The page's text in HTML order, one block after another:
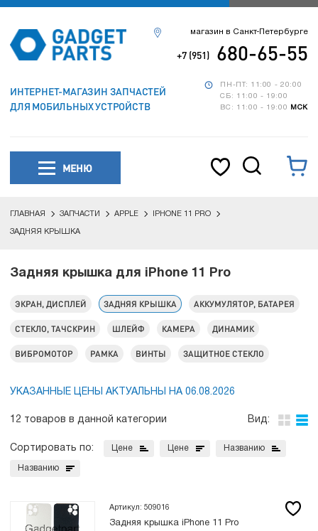
ИНТЕРНЕТ-МАГАЗИН ЗАПЧАСТЕЙ
ДЛЯ МОБИЛЬНЫХ УСТРОЙСТВ
ПН-ПТ: 11:00 - 20:00
СБ: 11:00 - 19:00
ВС: 11:00 - 19:00
МСК
магазин в Санкт-Петербурге
+7 (951) 680-65-55
МЕНЮ
ГЛАВНАЯ ЗАПЧАСТИ APPLE IPHONE 11 PRO
ЗАДНЯЯ КРЫШКА
Задняя крышка для iPhone 11 Pro
ЭКРАН, ДИСПЛЕЙ ЗАДНЯЯ КРЫШКА АККУМУЛЯТОР, БАТАРЕЯ
СТЕКЛО, ТАЧСКРИН ШЛЕЙФ КАМЕРА ДИНАМИК
ВИБРОМОТОР РАМКА ВИНТЫ ЗАЩИТНОЕ СТЕКЛО
УКАЗАННЫЕ ЦЕНЫ АКТУАЛЬНЫ НА 06.08.2026
12 товаров в данной категории Вид:
Сортировать по: Цене Цене Названию
Названию
Артикул: 509016
Задняя крышка iPhone 11 Pro